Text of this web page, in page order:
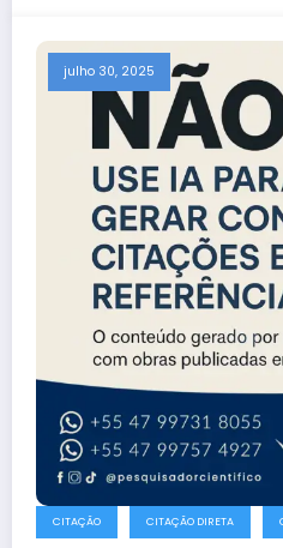
julho 30, 2025
CITAÇÃO CITAÇÃO DIRETA